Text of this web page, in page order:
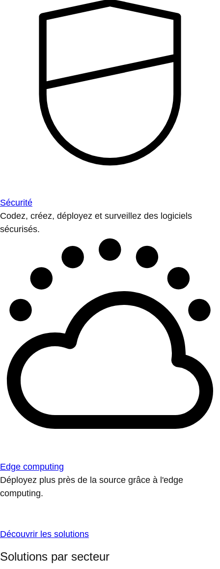
Sécurité
Codez, créez, déployez et surveillez des logiciels
sécurisés.
Edge computing
Déployez plus près de la source grâce à l'edge
computing.
Découvrir les solutions
Solutions par secteur